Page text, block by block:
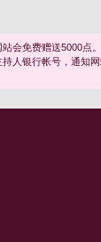
会免费赠送5000点。
人银行帐号，通知